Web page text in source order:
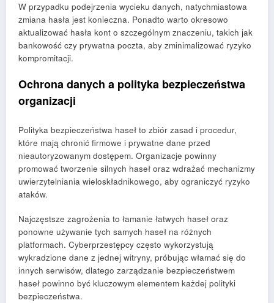
W przypadku podejrzenia wycieku danych, natychmiastowa
zmiana hasła jest konieczna. Ponadto warto okresowo
aktualizować hasła kont o szczególnym znaczeniu, takich jak
bankowość czy prywatna poczta, aby zminimalizować ryzyko
kompromitacji.
Ochrona danych a polityka bezpieczeństwa
organizacji
Polityka bezpieczeństwa haseł to zbiór zasad i procedur,
które mają chronić firmowe i prywatne dane przed
nieautoryzowanym dostępem. Organizacje powinny
promować tworzenie silnych haseł oraz wdrażać mechanizmy
uwierzytelniania wieloskładnikowego, aby ograniczyć ryzyko
ataków.
Najczęstsze zagrożenia to łamanie łatwych haseł oraz
ponowne używanie tych samych haseł na różnych
platformach. Cyberprzestępcy często wykorzystują
wykradzione dane z jednej witryny, próbując włamać się do
innych serwisów, dlatego zarządzanie bezpieczeństwem
haseł powinno być kluczowym elementem każdej polityki
bezpieczeństwa.